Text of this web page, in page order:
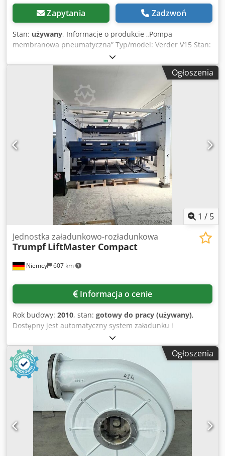
Zapytania Zadzwoń
Stan: używany, Informacje o produkcie „Pompa
membranowa pneumatyczna” Typ/model: Verder V15 Stan:
używany Dane techniczne: Maksymalna wydajność: 57
l/min Dodpfx Aozn Ndrekqskr Maksymalne ciśnienie
tłoczenia: 7 bar Przyłącza: Strona ssąca i tłocząca: 1/2"
BSP/NPT Przyłącze pneumatyczne: 1/4" NPT Wysokość
ssania: na sucho: do 4,5 m w kontakcie z produktem: 7,6 m
Maksymalny rozmiar cząstek stałych: do 2,5 mm
Maksymalna lepkość: do 5000 mPa·s Wymiary: 250 mm x
200 mm x 270 mm Waga: 4,5 kg
Ogłoszenia
1 / 5
Niemcy 607 km
Jednostka załadunkowo-rozładunkowa
Trumpf LiftMaster Compact
Informacja o cenie
Rok budowy: 2010, stan: gotowy do pracy (używany),
Dostępny jest automatyczny system załadunku i
rozładunku blach firmy Trumpf, przeznaczony do maszyn
do cięcia laserowego. Maksymalne wymiary blachy (X/Y):
3000 mm/1500 mm, minimalne wymiary elementu do
rozładunku (X/Y): 150 mm/150 mm, maksymalna waga
blachy: 1100 kg, maksymalna wysokość stosu blach do
załadunku: 300 mm. Dostępna jest dokumentacja. Możliwa
jest wizyta w celu obejrzenia urządzenia. Dedpfxozp Rgde
Akqekr
Ogłoszenia